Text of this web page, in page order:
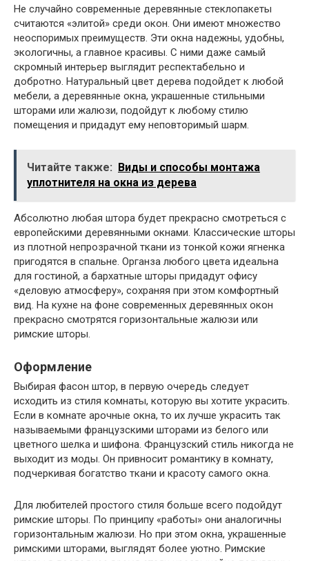
Не случайно современные деревянные стеклопакеты
считаются «элитой» среди окон. Они имеют множество
неоспоримых преимуществ. Эти окна надежны, удобны,
экологичны, а главное красивы. С ними даже самый
скромный интерьер выглядит респектабельно и
добротно. Натуральный цвет дерева подойдет к любой
мебели, а деревянные окна, украшенные стильными
шторами или жалюзи, подойдут к любому стилю
помещения и придадут ему неповторимый шарм.
Читайте также: Виды и способы монтажа
уплотнителя на окна из дерева
Абсолютно любая штора будет прекрасно смотреться с
европейскими деревянными окнами. Классические шторы
из плотной непрозрачной ткани из тонкой кожи ягненка
пригодятся в спальне. Органза любого цвета идеальна
для гостиной, а бархатные шторы придадут офису
«деловую атмосферу», сохраняя при этом комфортный
вид. На кухне на фоне современных деревянных окон
прекрасно смотрятся горизонтальные жалюзи или
римские шторы.
Оформление
Выбирая фасон штор, в первую очередь следует
исходить из стиля комнаты, которую вы хотите украсить.
Если в комнате арочные окна, то их лучше украсить так
называемыми французскими шторами из белого или
цветного шелка и шифона. Французский стиль никогда не
выходит из моды. Он привносит романтику в комнату,
подчеркивая богатство ткани и красоту самого окна.
Для любителей простого стиля больше всего подойдут
римские шторы. По принципу «работы» они аналогичны
горизонтальным жалюзи. Но при этом окна, украшенные
римскими шторами, выглядят более уютно. Римские